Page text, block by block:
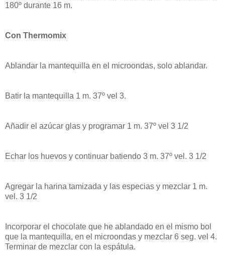
180º durante 16 m.
Con Thermomix
Ablandar la mantequilla en el microondas, solo ablandar.
Batir la mantequilla 1 m. 37º vel 3.
Añadir el azúcar glas y programar 1 m. 37º vel 3 1/2
Echar los huevos y continuar batiendo 3 m. 37º vel. 3 1/2
Agregar la harina tamizada y las especias y mezclar 1 m.
vel. 3 1/2
Incorporar el chocolate que he ablandado en el mismo bol
que la mantequilla, en el microondas y mezclar 6 seg. vel 4.
Terminar de mezclar con la espátula.